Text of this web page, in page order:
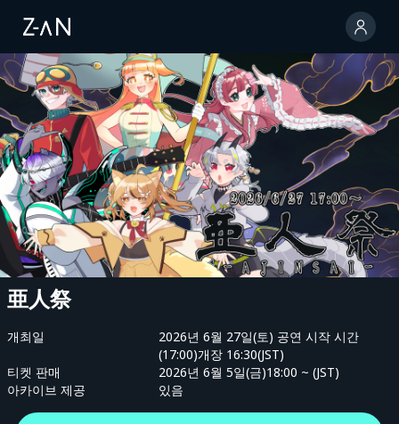
亜人祭
개최일
2026년 6월 27일(토) 공연 시작 시간
(17:00)개장 16:30(JST)
티켓 판매
2026년 6월 5일(금)18:00 ~ (JST)
아카이브 제공
있음